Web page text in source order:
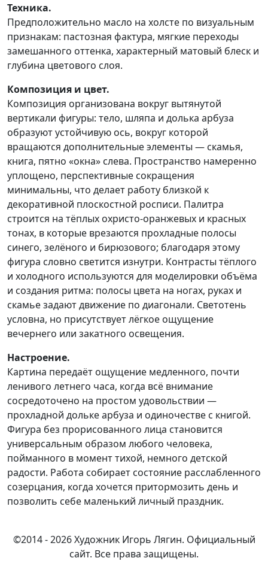
Техника.
Предположительно масло на холсте по визуальным
признакам: пастозная фактура, мягкие переходы
замешанного оттенка, характерный матовый блеск и
глубина цветового слоя.​
Композиция и цвет.
Композиция организована вокруг вытянутой
вертикали фигуры: тело, шляпа и долька арбуза
образуют устойчивую ось, вокруг которой
вращаются дополнительные элементы — скамья,
книга, пятно «окна» слева. Пространство намеренно
уплощено, перспективные сокращения
минимальны, что делает работу близкой к
декоративной плоскостной росписи. Палитра
строится на тёплых охристо‑оранжевых и красных
тонах, в которые врезаются прохладные полосы
синего, зелёного и бирюзового; благодаря этому
фигура словно светится изнутри. Контрасты тёплого
и холодного используются для моделировки объёма
и создания ритма: полосы цвета на ногах, руках и
скамье задают движение по диагонали. Светотень
условна, но присутствует лёгкое ощущение
вечернего или закатного освещения.
Настроение.
Картина передаёт ощущение медленного, почти
ленивого летнего часа, когда всё внимание
сосредоточено на простом удовольствии —
прохладной дольке арбуза и одиночестве с книгой.
Фигура без прорисованного лица становится
универсальным образом любого человека,
пойманного в момент тихой, немного детской
радости. Работа собирает состояние расслабленного
созерцания, когда хочется притормозить день и
позволить себе маленький личный праздник.
©2014 - 2026 Художник Игорь Лягин. Официальный
сайт. Все права защищены.